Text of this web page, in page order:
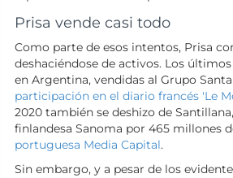
Prisa vende casi todo
Como parte de esos intentos, Prisa
deshaciéndose de activos. Los
en Argentina, vendidas al Grupo
participación en el diario francés 'Le
2020 también se deshizo de
finlandesa Sanoma por 465 millones
portuguesa Media Capital.
Sin embargo, y a pesar de los